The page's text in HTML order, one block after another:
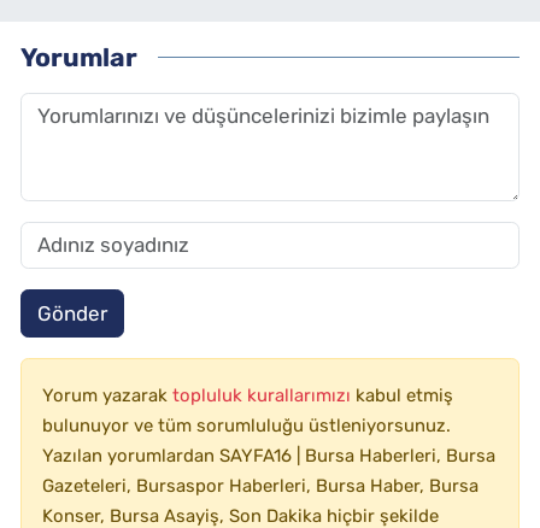
Yorumlar
Gönder
Yorum yazarak topluluk kurallarımızı kabul etmiş
bulunuyor ve tüm sorumluluğu üstleniyorsunuz.
Yazılan yorumlardan SAYFA16 | Bursa Haberleri, Bursa
Gazeteleri, Bursaspor Haberleri, Bursa Haber, Bursa
Konser, Bursa Asayiş, Son Dakika hiçbir şekilde